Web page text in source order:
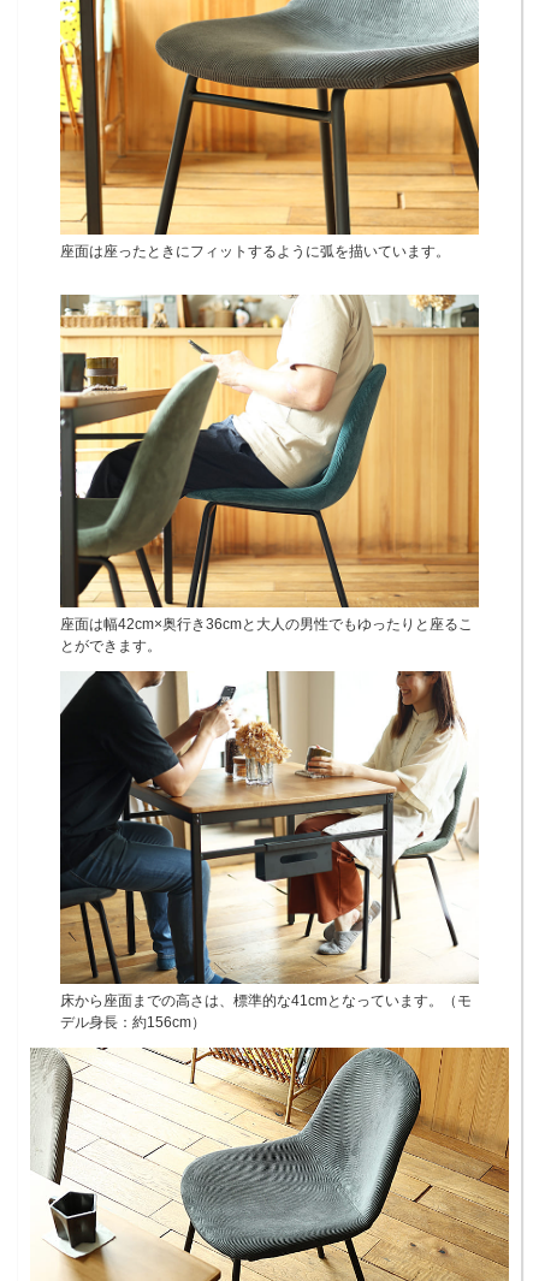
座面は座ったときにフィットするように弧を描いています。
座面は幅42cm×奥行き36cmと大人の男性でもゆったりと座るこ
とができます。
床から座面までの高さは、標準的な41cmとなっています。（モ
デル身長：約156cm）